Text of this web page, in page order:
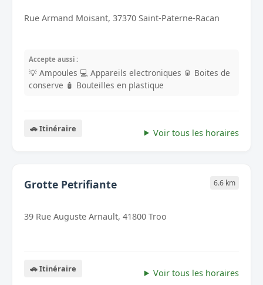
Rue Armand Moisant, 37370 Saint-Paterne-Racan
Accepte aussi :
💡 Ampoules 💻 Appareils electroniques 🥫 Boites de
conserve 🧴 Bouteilles en plastique
🚗 Itinéraire Voir tous les horaires
Grotte Petrifiante 6.6 km
39 Rue Auguste Arnault, 41800 Troo
🚗 Itinéraire Voir tous les horaires